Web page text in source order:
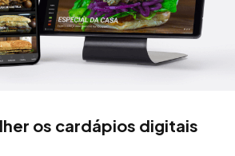
os cardápios digitais